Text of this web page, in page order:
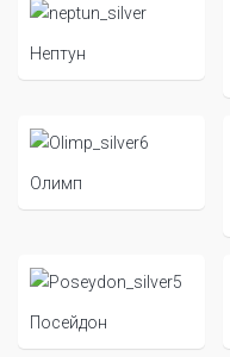
Нептун
Олимп
Посейдон